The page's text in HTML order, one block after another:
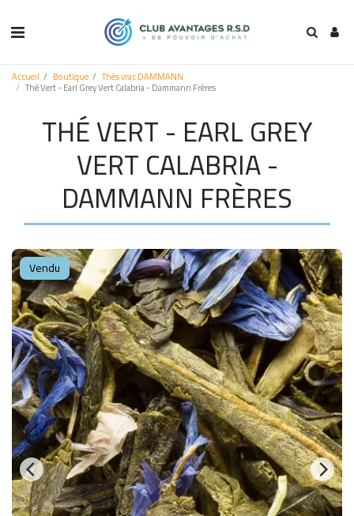
Accueil Boutique Thés vrac DAMMANN
Thé Vert - Earl Grey Vert Calabria - Dammann Frères
THÉ VERT - EARL GREY
VERT CALABRIA -
DAMMANN FRÈRES
Vendu